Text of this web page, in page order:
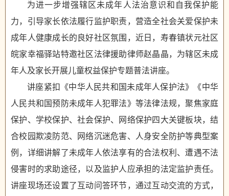
为进一步增强辖区未成年人法治意识和自我保护能
力，引导家长依法履行监护职责，营造全社会关爱保护未
成年人健康成长的良好社区氛围，近日，寿春镇状元社区
皖家幸福驿站特邀社区法律援助律师赵晶晶，为辖区未成
年人及家长开展儿童权益保护专题普法讲座。
讲座紧扣《中华人民共和国未成年人保护法》《中华
人民共和国预防未成年人犯罪法》等法律法规，聚焦家庭
保护、学校保护、社会保护、网络保护四大关键板块，结
合校园欺凌防范、网络沉迷危害、人身安全防护等典型案
例，详细讲解了未成年人依法享有的合法权利、遭遇不法
侵害时的求助途径，以及监护人应承担的法定监护责任。
讲座现场还设置了互动问答环节，通过互动交流的方式，